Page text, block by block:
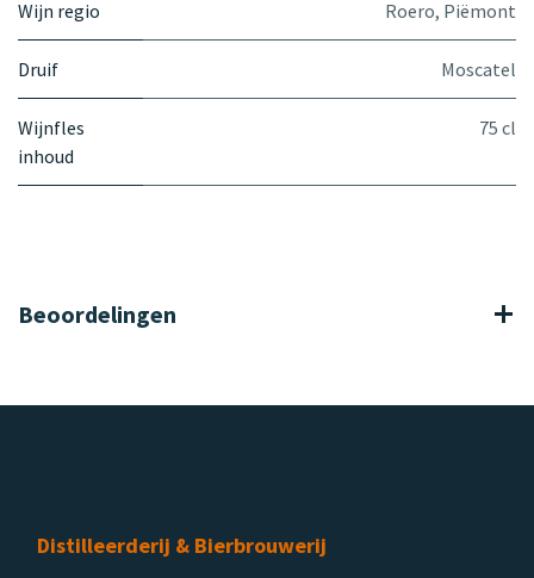
Wijn regio Roero, Piëmont
Druif Moscatel
Wijnfles
inhoud
75 cl
Beoordelingen
Distilleerderij & Bierbrouwerij